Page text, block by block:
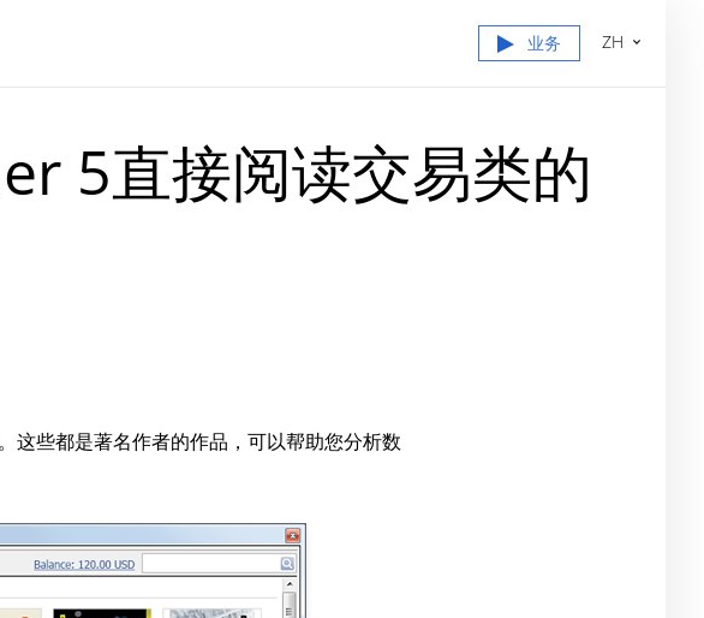
业务 ZH
5直接阅读交易类的
这些都是著名作者的作品，可以帮助您分析数